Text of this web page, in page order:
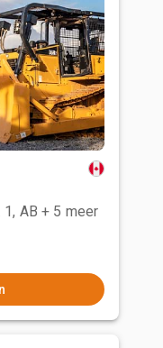
AB + 5 meer